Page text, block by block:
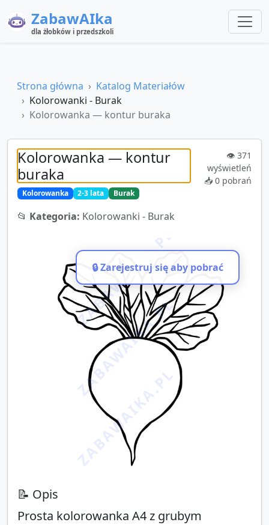
ZabawAIka
dla żłobków i przedszkoli
Strona główna
Katalog Materiałów
Kolorowanki - Burak
Kolorowanka — kontur buraka
Kolorowanka — kontur
buraka
Kolorowanka 2-3 lata Burak
👁️ 371
wyświetleń
📥 0 pobrań
📂 Kategoria: Kolorowanki - Burak
ZABAWAIKA.PL
ZABAWAIKA.PL
ZABAWAIKA.PL
🔒 Zarejestruj się aby pobrać
📝 Opis
Prosta kolorowanka A4 z grubym